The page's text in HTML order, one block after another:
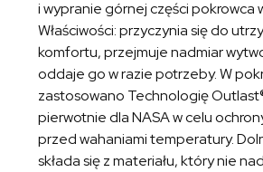
i wypranie górnej części pokrowca
Właściwości: przyczynia się do
komfortu, przejmuje nadmiar
oddaje go w razie potrzeby. W
zastosowano Technologię
pierwotnie dla NASA w celu
przed wahaniami temperatury.
składa się z materiału, który nie